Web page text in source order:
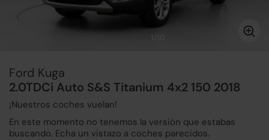
Ford Kuga
2.0TDCi Auto S&S Titanium 4x2 150 2018
¡Nuestros coches vuelan!
En este momento no tenemos la versión que estabas
buscando. Echa un vistazo a coches parecidos.